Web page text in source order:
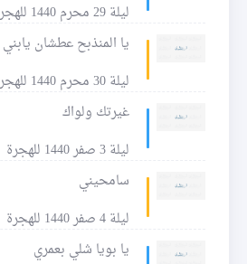
ليلة 29 محرم 1440 للهجرة
يا المنذبح عطشان يابني
ليلة 30 محرم 1440 للهجرة
غيرتك ولواك
ليلة 3 صفر 1440 للهجرة
سامحيني
ليلة 4 صفر 1440 للهجرة
يا بويا شلي بعمري